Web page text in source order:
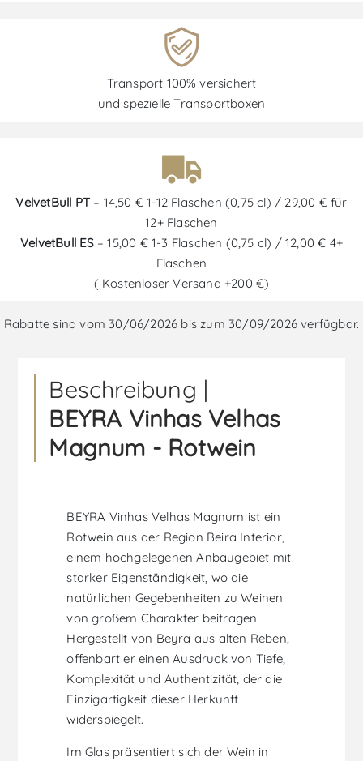
Transport 100% versichert
und spezielle Transportboxen
VelvetBull PT – 14,50 € 1-12 Flaschen (0,75 cl) / 29,00 € für
12+ Flaschen
VelvetBull ES– 15,00 € 1-3 Flaschen (0,75 cl) / 12,00 € 4+
Flaschen
( Kostenloser Versand +200 €)
Rabatte sind vom 30/06/2026 bis zum 30/09/2026 verfügbar.
Beschreibung |
BEYRA Vinhas Velhas
Magnum - Rotwein
BEYRA Vinhas Velhas Magnum ist ein
Rotwein aus der Region Beira Interior,
einem hochgelegenen Anbaugebiet mit
starker Eigenständigkeit, wo die
natürlichen Gegebenheiten zu Weinen
von großem Charakter beitragen.
Hergestellt von Beyra aus alten Reben,
offenbart er einen Ausdruck von Tiefe,
Komplexität und Authentizität, der die
Einzigartigkeit dieser Herkunft
widerspiegelt.
Im Glas präsentiert sich der Wein in